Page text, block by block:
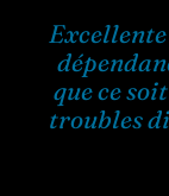
que ce
troubles